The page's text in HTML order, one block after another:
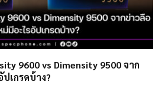
9600 vs Dimensity 9500 จาก
เกรดบ้าง?